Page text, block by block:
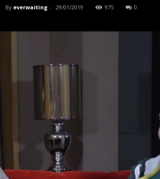
By everwaiting - 29/01/2019 975 0